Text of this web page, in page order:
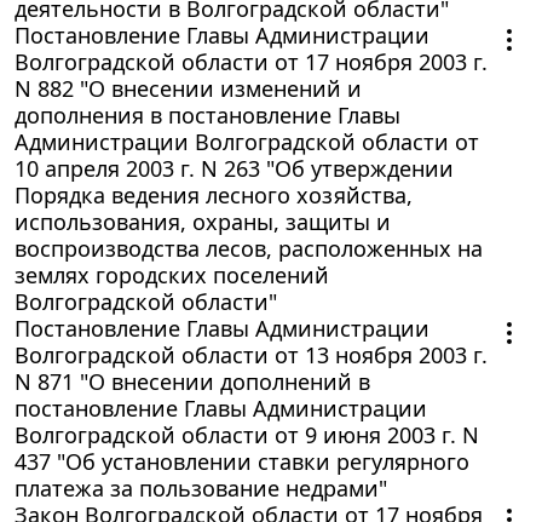
деятельности в Волгоградской области"
Постановление Главы Администрации
Волгоградской области от 17 ноября 2003 г.
N 882 "О внесении изменений и
дополнения в постановление Главы
Администрации Волгоградской области от
10 апреля 2003 г. N 263 "Об утверждении
Порядка ведения лесного хозяйства,
использования, охраны, защиты и
воспроизводства лесов, расположенных на
землях городских поселений
Волгоградской области"
Постановление Главы Администрации
Волгоградской области от 13 ноября 2003 г.
N 871 "О внесении дополнений в
постановление Главы Администрации
Волгоградской области от 9 июня 2003 г. N
437 "Об установлении ставки регулярного
платежа за пользование недрами"
Закон Волгоградской области от 17 ноября